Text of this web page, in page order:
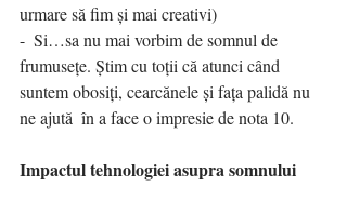
urmare să fim și mai creativi)
-  Si…sa nu mai vorbim de somnul de
frumusețe. Știm cu toții că atunci când
suntem obosiți, cearcănele și fața palidă nu
ne ajută  în a face o impresie de nota 10.
Impactul tehnologiei asupra somnului